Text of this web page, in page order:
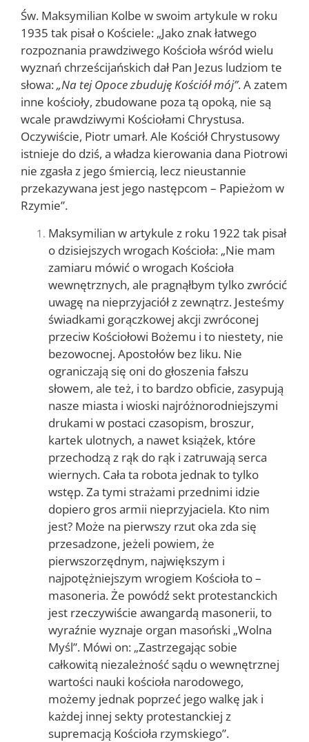
Św. Maksymilian Kolbe w swoim artykule w roku
1935 tak pisał o Kościele: „Jako znak łatwego
rozpoznania prawdziwego Kościoła wśród wielu
wyznań chrześcijańskich dał Pan Jezus ludziom te
słowa:„Na tej Opoce zbuduję Kościół mój”. A zatem
inne kościoły, zbudowane poza tą opoką, nie są
wcale prawdziwymi Kościołami Chrystusa.
Oczywiście, Piotr umarł. Ale Kościół Chrystusowy
istnieje do dziś, a władza kierowania dana Piotrowi
nie zgasła z jego śmiercią, lecz nieustannie
przekazywana jest jego następcom – Papieżom w
Rzymie”.
Maksymilian w artykule z roku 1922 tak pisał
o dzisiejszych wrogach Kościoła: „Nie mam
zamiaru mówić o wrogach Kościoła
wewnętrznych, ale pragnąłbym tylko zwrócić
uwagę na nieprzyjaciół z zewnątrz. Jesteśmy
świadkami gorączkowej akcji zwróconej
przeciw Kościołowi Bożemu i to niestety, nie
bezowocnej. Apostołów bez liku. Nie
ograniczają się oni do głoszenia fałszu
słowem, ale też, i to bardzo obficie, zasypują
nasze miasta i wioski najróżnorodniejszymi
drukami w postaci czasopism, broszur,
kartek ulotnych, a nawet książek, które
przechodzą z rąk do rąk i zatruwają serca
wiernych. Cała ta robota jednak to tylko
wstęp. Za tymi strażami przednimi idzie
dopiero gros armii nieprzyjaciela. Kto nim
jest? Może na pierwszy rzut oka zda się
przesadzone, jeżeli powiem, że
pierwszorzędnym, największym i
najpotężniejszym wrogiem Kościoła to –
masoneria. Że powódź sekt protestanckich
jest rzeczywiście awangardą masonerii, to
wyraźnie wyznaje organ masoński „Wolna
Myśl”. Mówi on: „Zastrzegając sobie
całkowitą niezależność sądu o wewnętrznej
wartości nauki kościoła narodowego,
możemy jednak poprzeć jego walkę jak i
każdej innej sekty protestanckiej z
supremacją Kościoła rzymskiego”.